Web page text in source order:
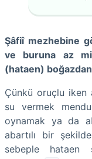
Şâfiî mezhebine
ve buruna az
(hataen)
Çünkü oruçlu
su vermek
oynamak ya da
abartılı bir
sebeple hataen